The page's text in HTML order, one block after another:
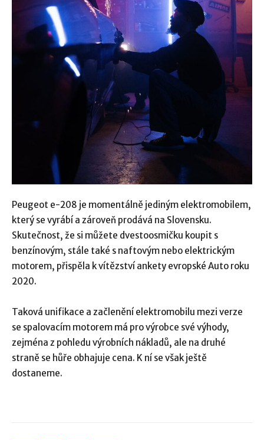
Peugeot e-208 je momentálně jediným elektromobilem,
který se vyrábí a zároveň prodává na Slovensku.
Skutečnost, že si můžete dvestoosmičku koupit s
benzínovým, stále také s naftovým nebo elektrickým
motorem, přispěla k vítězství ankety evropské Auto roku
2020.
Taková unifikace a začlenění elektromobilu mezi verze
se spalovacím motorem má pro výrobce své výhody,
zejména z pohledu výrobních nákladů, ale na druhé
straně se hůře obhajuje cena. K ní se však ještě
dostaneme.